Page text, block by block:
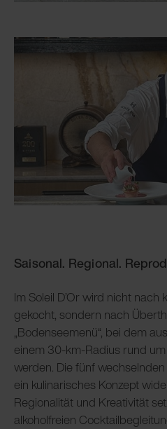
Saisonal. Regional.
Im Soleil D’Or wird nicht
gekocht, sondern nach
„Bodenseemenü“, bei dem
einem 30-km-Radius rund
werden. Die fünf
ein kulinarisches Konzept
Regionalität und Kreativität
alkoholfreien